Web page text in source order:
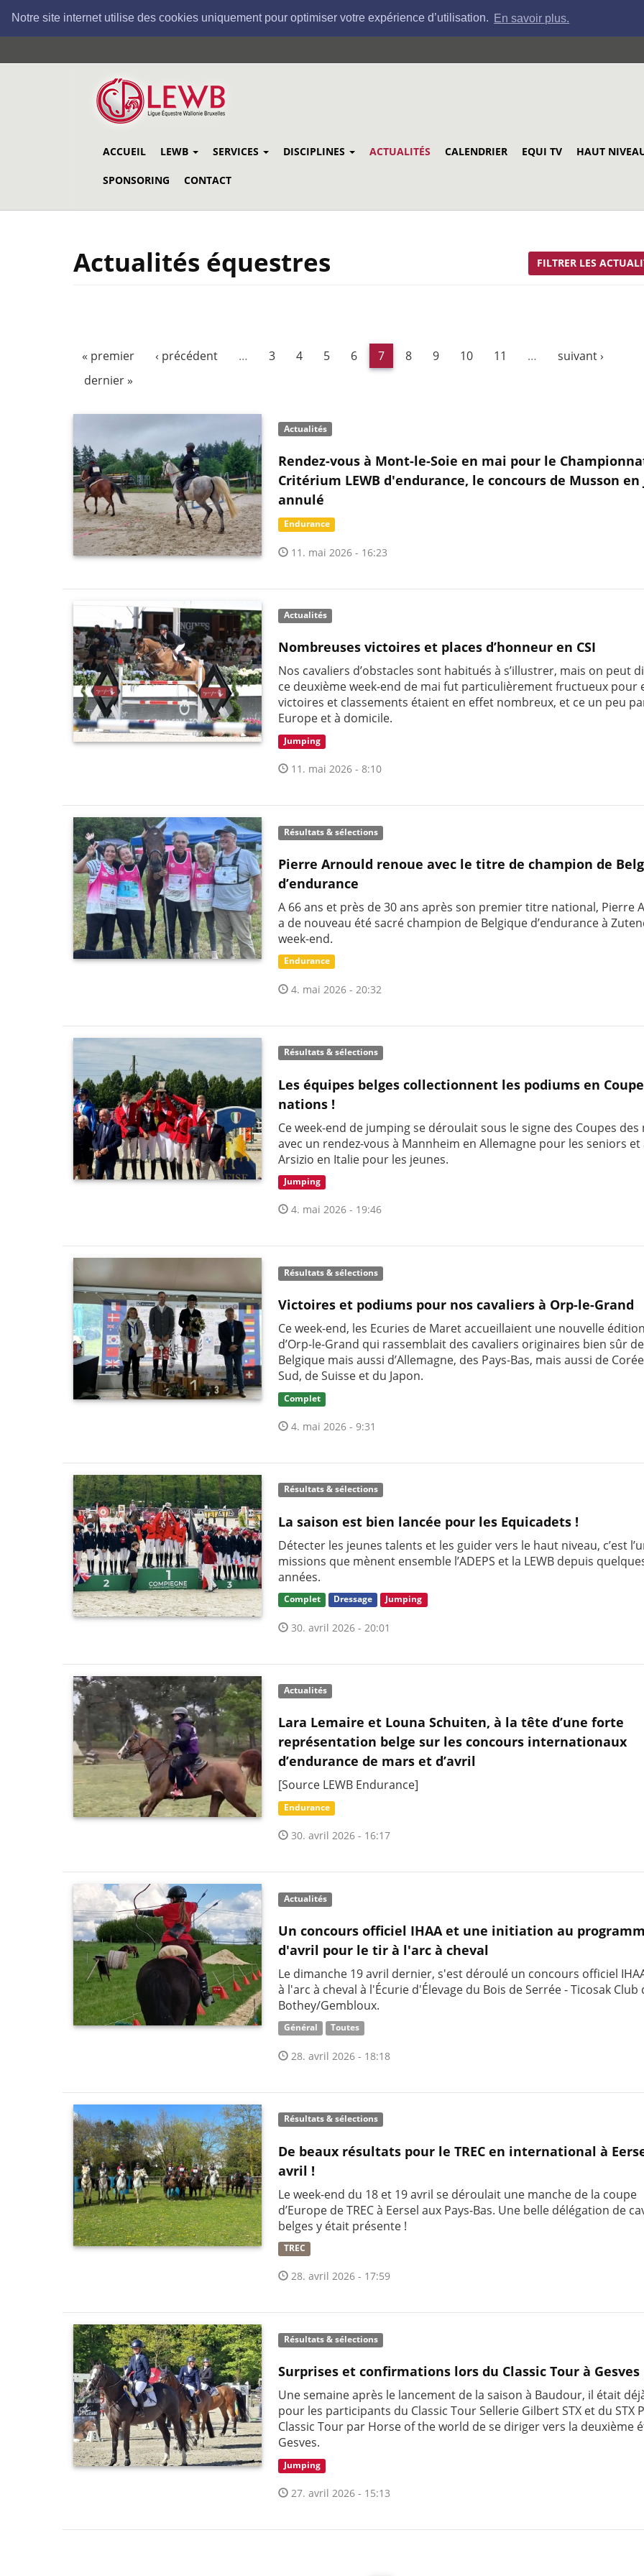
Notre site internet utilise des cookies uniquement pour optimiser votre expérience d’utilisation. En savoir plus.
au
ACCUEIL LEWB SERVICES DISCIPLINES ACTUALITÉS CALENDRIER EQUI TV HAUT
SPONSORING CONTACT
Actualités équestres FILTRER LES
« premier ‹ précédent … 3 4 5 6 7 8 9 10 11 …
suivant ›
dernier »
Actualités
Rendez-vous à Mont-le-Soie en mai pour le
Critérium LEWB d'endurance, le concours de Musson
annulé
Endurance
11. mai 2026 - 16:23
Actualités
Nombreuses victoires et places d’honneur en CSI
Nos cavaliers d’obstacles sont habitués à s’illustrer, mais on peut
ce deuxième week-end de mai fut particulièrement fructueux pour
victoires et classements étaient en effet nombreux, et ce un peu
Europe et à domicile.
Jumping
11. mai 2026 - 8:10
Résultats & sélections
Pierre Arnould renoue avec le titre de champion de
d’endurance
A 66 ans et près de 30 ans après son premier titre national, Pierre
a de nouveau été sacré champion de Belgique d’endurance à
week-end.
Endurance
4. mai 2026 - 20:32
Résultats & sélections
Les équipes belges collectionnent les podiums en
nations !
Ce week-end de jumping se déroulait sous le signe des Coupes
avec un rendez-vous à Mannheim en Allemagne pour les seniors et
Arsizio en Italie pour les jeunes.
Jumping
4. mai 2026 - 19:46
Résultats & sélections
Victoires et podiums pour nos cavaliers à Orp-le-Grand
Ce week-end, les Ecuries de Maret accueillaient une nouvelle
d’Orp-le-Grand qui rassemblait des cavaliers originaires bien sûr de
Belgique mais aussi d’Allemagne, des Pays-Bas, mais aussi de
Sud, de Suisse et du Japon.
Complet
4. mai 2026 - 9:31
Résultats & sélections
La saison est bien lancée pour les Equicadets !
Détecter les jeunes talents et les guider vers le haut niveau, c’est
missions que mènent ensemble l’ADEPS et la LEWB depuis
années.
Complet Dressage Jumping
30. avril 2026 - 20:01
Actualités
Lara Lemaire et Louna Schuiten, à la tête d’une forte
représentation belge sur les concours internationaux
d’endurance de mars et d’avril
[Source LEWB Endurance]
Endurance
30. avril 2026 - 16:17
Actualités
Un concours officiel IHAA et une initiation au
d'avril pour le tir à l'arc à cheval
​Le dimanche 19 avril dernier, s'est déroulé un concours officiel
à l'arc à cheval à l'Écurie d'Élevage du Bois de Serrée - Ticosak Club
Bothey/Gembloux.
Général Toutes
28. avril 2026 - 18:18
Résultats & sélections
De beaux résultats pour le TREC en international à
avril !
Le week-end du 18 et 19 avril se déroulait une manche de la coupe
d’Europe de TREC à Eersel aux Pays-Bas. Une belle délégation de
belges y était présente !
TREC
28. avril 2026 - 17:59
Résultats & sélections
Surprises et confirmations lors du Classic Tour à Gesves
Une semaine après le lancement de la saison à Baudour, il était
pour les participants du Classic Tour Sellerie Gilbert STX et du STX
Classic Tour par Horse of the world de se diriger vers la deuxième
Gesves.
Jumping
27. avril 2026 - 15:13